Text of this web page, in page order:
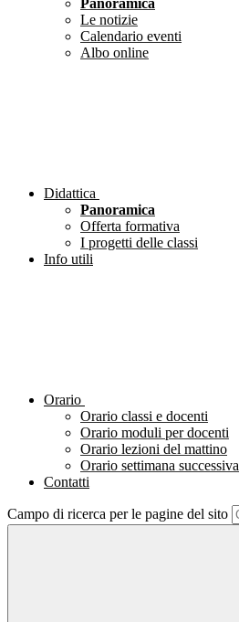
Panoramica
Le notizie
Calendario eventi
Albo online
Didattica
Panoramica
Offerta formativa
I progetti delle classi
Info utili
Orario
Orario classi e docenti
Orario moduli per docenti
Orario lezioni del mattino
Orario settimana successiva
Contatti
Campo di ricerca per le pagine del sito